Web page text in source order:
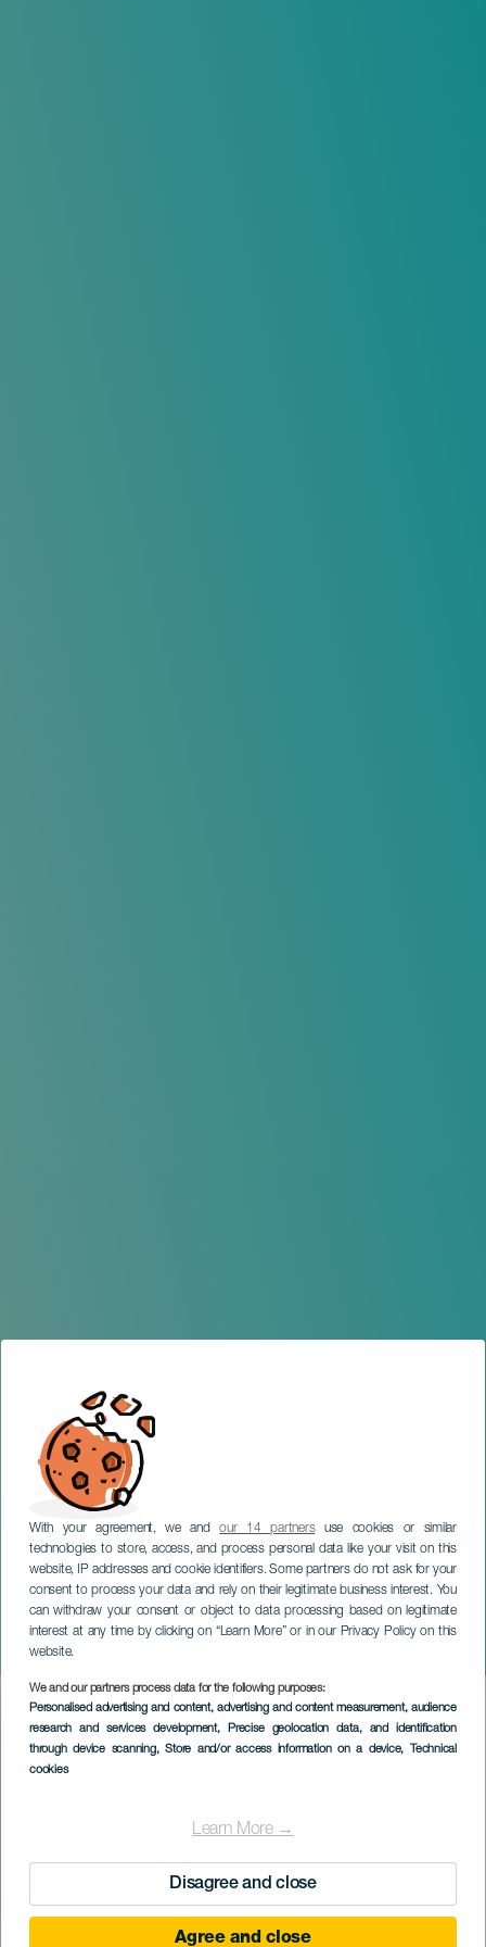
With your agreement, we andour 14 partnersuse cookies or similar
technologies to store, access, and process personal data like your visit on this
website, IP addresses and cookie identifiers. Some partners do not ask for your
consent to process your data and rely on their legitimate business interest. You
can withdraw your consent or object to data processing based on legitimate
interest at any time by clicking on “Learn More” or in our Privacy Policy on this
website.
We and our partners process data for the following purposes:
Personalised advertising and content, advertising and content measurement, audience
research and services development, Precise geolocation data, and identification
through device scanning, Store and/or access information on a device, Technical
cookies
Learn More →
Disagree and close
Agree and close
Chimia Trail
LANZAROTE
Imagen
Listado